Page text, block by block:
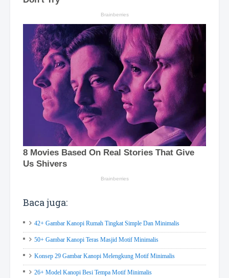
Baca juga:
42+ Gambar Kanopi Rumah Tingkat Simple Dan Minimalis
50+ Gambar Kanopi Teras Masjid Motif Minimalis
Konsep 29 Gambar Kanopi Melengkung Motif Minimalis
26+ Model Kanopi Besi Tempa Motif Minimalis